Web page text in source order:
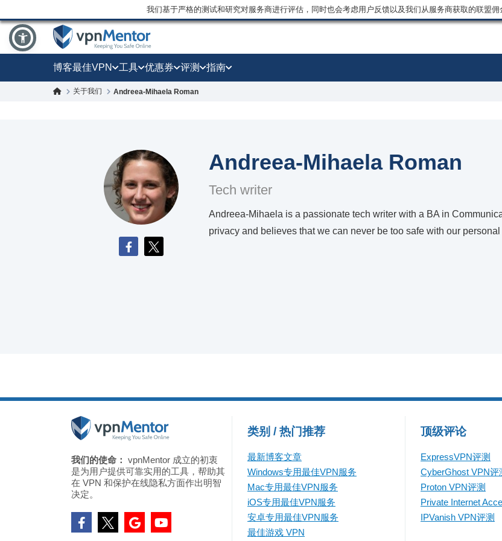
我们基于严格的测试和研究对服务商进行评估，同时也会考虑用户反馈以及我们从服务商获取的联盟佣
博客最佳VPN 工具 优惠券 评测 指南
关于我们 Andreea-Mihaela Roman
Andreea-Mihaela Roman
Tech writer
Andreea-Mihaela is a passionate tech writer with a BA in
privacy and believes that we can never be too safe with our
我们的使命： vpnMentor 成立的初衷
是为用户提供可靠实用的工具，帮助其
在 VPN 和保护在线隐私方面作出明智
决定。
类别 / 热门推荐
最新博客文章
Windows专用最佳VPN服务
Mac专用最佳VPN服务
iOS专用最佳VPN服务
安卓专用最佳VPN服务
最佳游戏 VPN
顶级评论
ExpressVPN评测
CyberGhost VPN评
Proton VPN评测
Private Internet
IPVanish VPN评测